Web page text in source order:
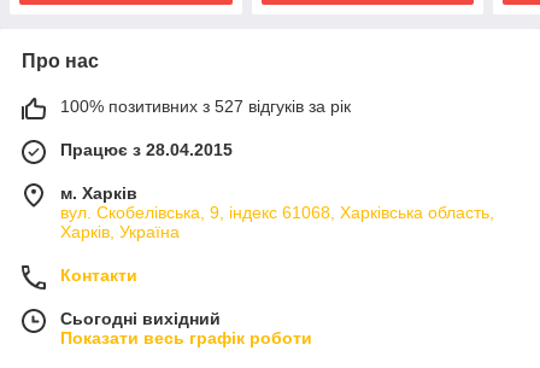
Про нас
100% позитивних з 527 відгуків за рік
Працює з 28.04.2015
м. Харків
вул. Скобелівська, 9, індекс 61068, Харківська область,
Харків, Україна
Контакти
Сьогодні вихідний
Показати весь графік роботи